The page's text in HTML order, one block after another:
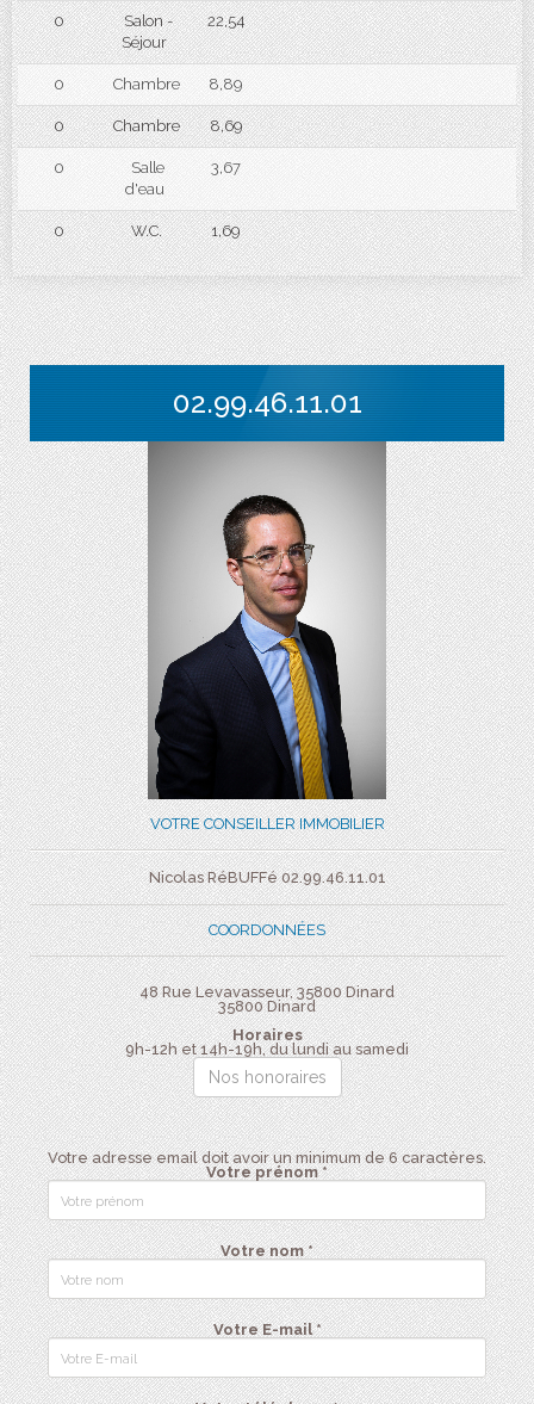
0
Salon -
Séjour
22,54
0 Chambre 8,89
0 Chambre 8,69
0
Salle
d'eau
3,67
0 W.C. 1,69
02.99.46.11.01
VOTRE CONSEILLER IMMOBILIER
Nicolas RéBUFFé 02.99.46.11.01
COORDONNÉES
48 Rue Levavasseur, 35800 Dinard
35800 Dinard
Horaires
9h-12h et 14h-19h, du lundi au samedi
Nos honoraires
Votre adresse email doit avoir un minimum de 6 caractères.
Votre prénom *
Votre nom *
Votre E-mail *